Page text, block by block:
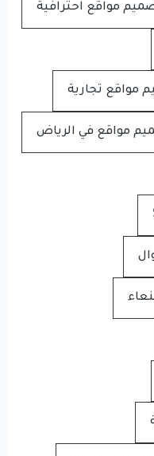
مواقع احترافية
مواقع تجارية
مواقع في الرياض